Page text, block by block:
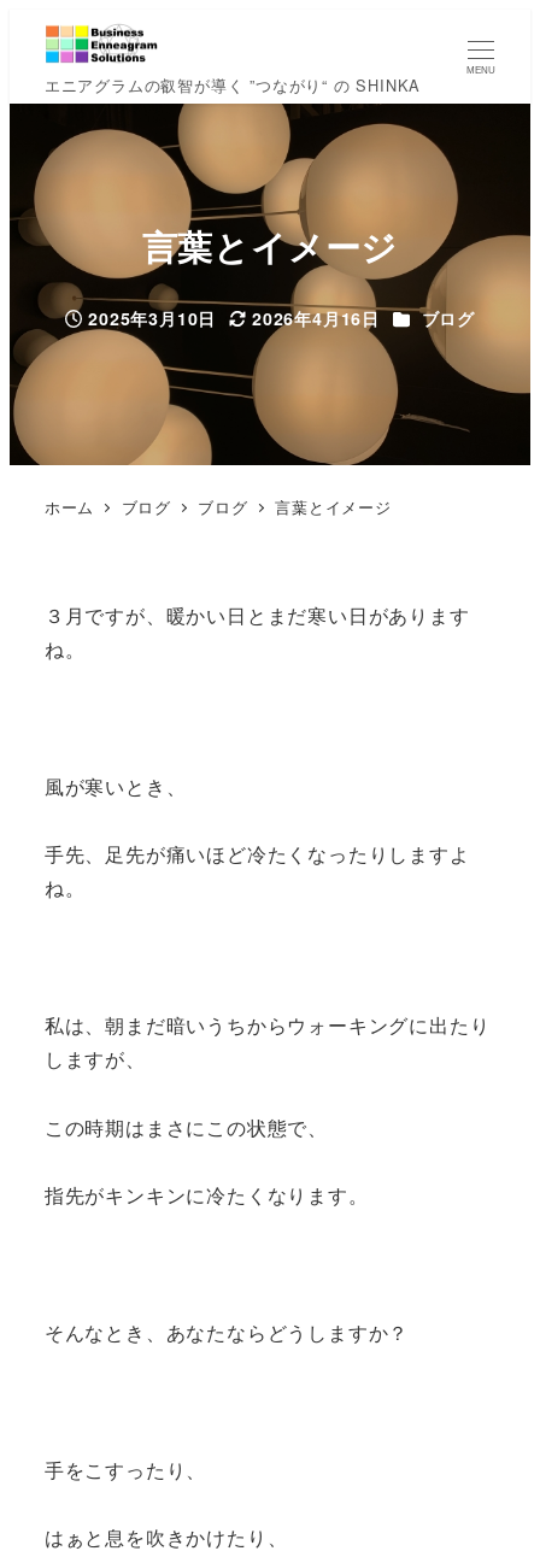
エニアグラムの叡智が導く ”つながり“ の SHINKA
MENU
言葉とイメージ
投稿日
2025年3月10日
更新日
2026年4月16日 カテゴリー
ブログ
ホーム ブログ ブログ 言葉とイメージ
３月ですが、暖かい日とまだ寒い日があります
ね。
風が寒いとき、
手先、足先が痛いほど冷たくなったりしますよ
ね。
私は、朝まだ暗いうちからウォーキングに出たり
しますが、
この時期はまさにこの状態で、
指先がキンキンに冷たくなります。
そんなとき、あなたならどうしますか？
手をこすったり、
はぁと息を吹きかけたり、